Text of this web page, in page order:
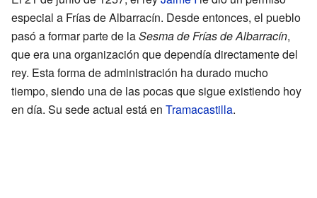
especial a Frías de Albarracín. Desde entonces, el pueblo
pasó a formar parte de laSesma de Frías de Albarracín,
que era una organización que dependía directamente del
rey. Esta forma de administración ha durado mucho
tiempo, siendo una de las pocas que sigue existiendo hoy
en día. Su sede actual está en Tramacastilla.